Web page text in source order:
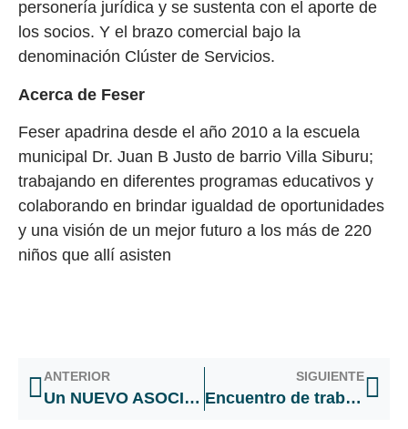
personería jurídica y se sustenta con el aporte de
los socios. Y el brazo comercial bajo la
denominación Clúster de Servicios.
Acerca de Feser
Feser apadrina desde el año 2010 a la escuela
municipal Dr. Juan B Justo de barrio Villa Siburu;
trabajando en diferentes programas educativos y
colaborando en brindar igualdad de oportunidades
y una visión de un mejor futuro a los más de 220
niños que allí asisten
ANTERIOR
Un NUEVO ASOCIADO que suma protección
SIGUIENTE
Encuentro de trabajo con Agencia Competitividad Córdoba